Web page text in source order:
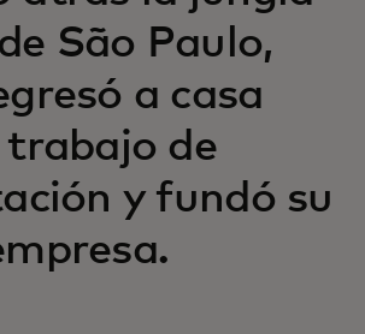
São Paulo,
a casa
trabajo de
y fundó su